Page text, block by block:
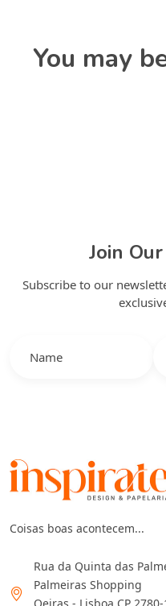
You may
Join
Subscribe to our
Coisas boas acontecem...
Rua da Quinta das
Palmeiras Shopping